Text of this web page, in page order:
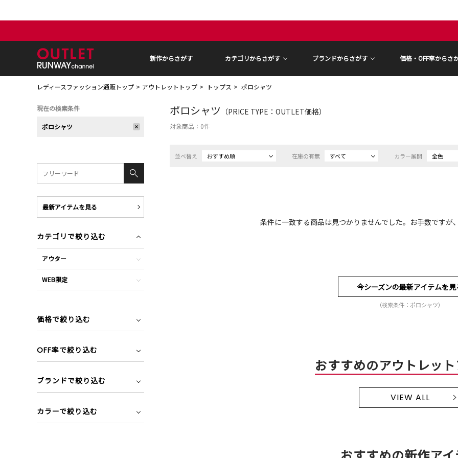
新作からさがす カテゴリからさがす ブランドからさがす 価格・OFF率からさ
レディースファッション通販トップ アウトレットトップ トップス ポロシャツ
ポロシャツ （PRICE TYPE：OUTLET価格）
対象商品： 0件
並べ替え おすすめ順 在庫の有無 すべて カラー展開 全色
条件に一致する商品は見つかりませんでした。お手数ですが
今シーズンの最新アイテムを見
（検索条件：ポロシャツ）
おすすめのアウトレッ
VIEW ALL
現在の検索条件
ポロシャツ
最新アイテムを見る
カテゴリで絞り込む
アウター
WEB限定
価格で絞り込む
OFF率で絞り込む
ブランドで絞り込む
カラーで絞り込む